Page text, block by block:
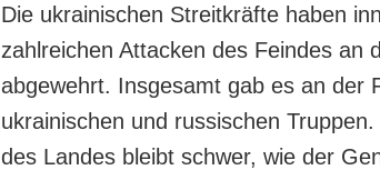
Die ukrainischen Streitkräfte haben
zahlreichen Attacken des Feindes an
abgewehrt. Insgesamt gab es an der
ukrainischen und russischen
des Landes bleibt schwer, wie der